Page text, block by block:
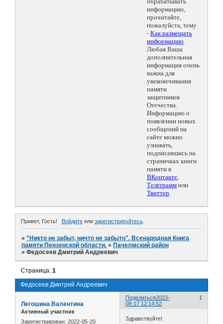
информацию,
прочитайте,
пожалуйста, тему
- Как размещать
информацию.
Любая Ваша
дополнительная
информация очень
важна для
увековечивания
памяти
защитников
Отечества.
Информацию о
появлении новых
сообщений на
сайте можно
узнавать,
подписавшись на
страничках книги
памяти в
ВКонтакте,
Телеграмм или
Твиттер.
Привет, Гость! Войдитеили зарегистрируйтесь.
»"Никто не забыт, ничто не забыто". Всенародная Книга
памяти Пензенской области. » Пачелмский район
»Федосеев Дмитрий Андреевич
Федосеев Дмитрий Андреевич
Страница:1
Поделиться 1
2023-
08-17 12:14:52
Легошина Валентина
Активный участник
Зарегистрирован: 2022-05-20 Здравствуйте!